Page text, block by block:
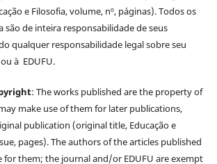
e Filosofia, volume, nº, páginas). Todos os
são de inteira responsabilidade de seus
qualquer responsabilidade legal sobre seu
à EDUFU.
: The works published are the property of
make use of them for later publications,
publication (original title, Educação e
pages). The authors of the articles published
for them; the journal and/or EDUFU are exempt